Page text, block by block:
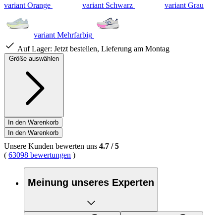
variant Orange variant Schwarz variant Grau
variant Mehrfarbig
Auf Lager: Jetzt bestellen, Lieferung am Montag
Größe auswählen
In den Warenkorb
In den Warenkorb
Unsere Kunden bewerten uns 4.7 /5
( 63098 bewertungen )
Meinung unseres Experten